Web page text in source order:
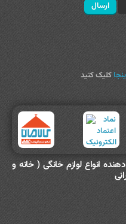
کلیک کنید
انواع لوازم خانگی ( خانه و